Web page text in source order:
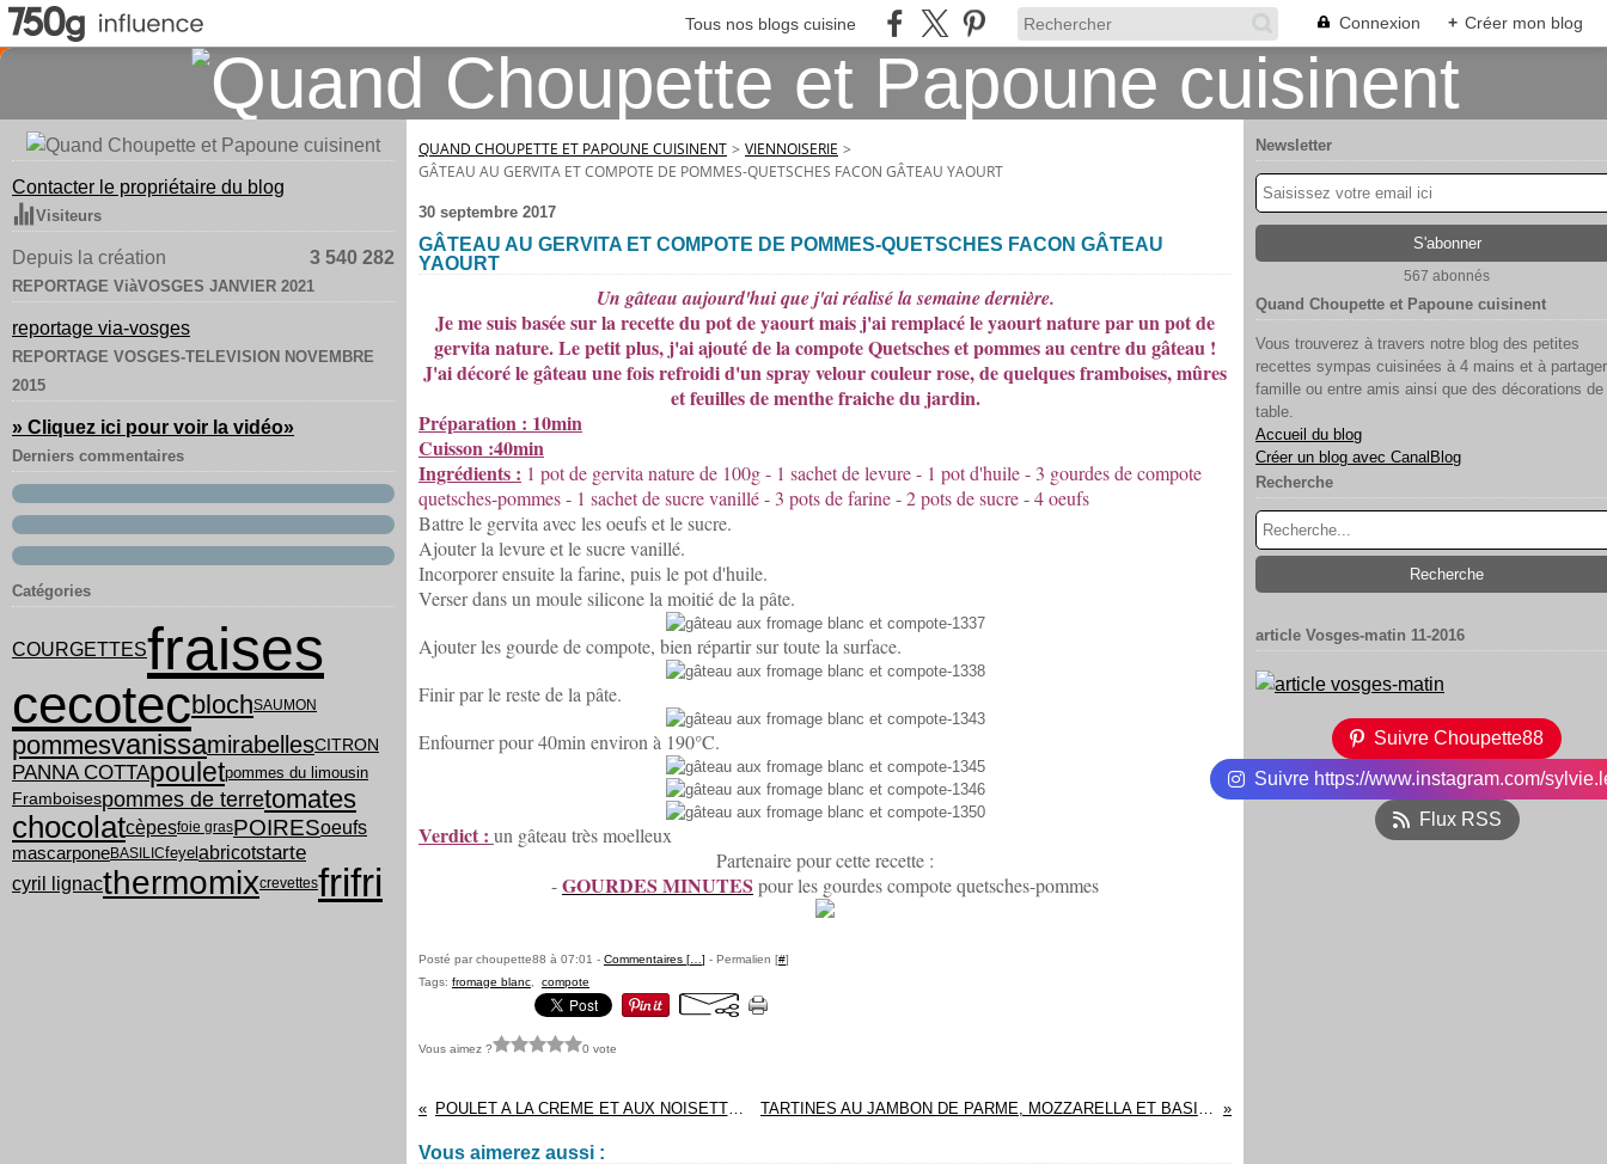
Tous nos blogs cuisine Connexion + Créer mon blog
Contacter le propriétaire du blog
Visiteurs
Depuis la création 3 540 282
REPORTAGE ViàVOSGES JANVIER 2021
reportage via-vosges
REPORTAGE VOSGES-TELEVISION NOVEMBRE
2015
» Cliquez ici pour voir la vidéo»
Derniers commentaires
Catégories
COURGETTESfraises
cecotecblochSAUMON
pommesvanissamirabellesCITRON
PANNA COTTApouletpommes du limousin
Framboisespommes de terretomates
chocolatcèpesfoie grasPOIRESoeufs
mascarponeBASILICfeyelabricotstarte
cyril lignacthermomixcrevettesfrifri
QUAND CHOUPETTE ET PAPOUNE CUISINENT > VIENNOISERIE >
GÂTEAU AU GERVITA ET COMPOTE DE POMMES-QUETSCHES FACON GÂTEAU YAOURT
30 septembre 2017
GÂTEAU AU GERVITA ET COMPOTE DE POMMES-QUETSCHES FACON GÂTEAU
YAOURT
Un gâteau aujourd'hui que j'ai réalisé la semaine dernière.
Je me suis basée sur la recette du pot de yaourt mais j'ai remplacé le yaourt nature par un pot de
gervita nature. Le petit plus, j'ai ajouté de la compote Quetsches et pommes au centre du gâteau !
J'ai décoré le gâteau une fois refroidi d'un spray velour couleur rose, de quelques framboises, mûres
et feuilles de menthe fraiche du jardin.
Préparation : 10min
Cuisson :40min
Ingrédients : 1 pot de gervita nature de 100g - 1 sachet de levure - 1 pot d'huile - 3 gourdes de compote
quetsches-pommes - 1 sachet de sucre vanillé - 3 pots de farine - 2 pots de sucre - 4 oeufs
Battre le gervita avec les oeufs et le sucre.
Ajouter la levure et le sucre vanillé.
Incorporer ensuite la farine, puis le pot d'huile.
Verser dans un moule silicone la moitié de la pâte.
Ajouter les gourde de compote, bien répartir sur toute la surface.
Finir par le reste de la pâte.
Enfourner pour 40min environ à 190°C.
Verdict : un gâteau très moelleux
Partenaire pour cette recette :
-GOURDES MINUTES pour les gourdes compote quetsches-pommes
Posté par choupette88 à 07:01 - Commentaires [ ] - Permalien [#]
Tags: fromage blanc compote
Vous aimez ? 0 vote
POULET A LA CREME ET AUX NOISETTES TARTINES AU JAMBON DE PARME, MOZZARELLA ET BASILIC
Vous aimerez aussi :
Newsletter
567 abonnés
Quand Choupette et Papoune cuisinent
Vous trouverez à travers notre blog des petites
recettes sympas cuisinées à 4 mains et à
famille ou entre amis ainsi que des décorations de
table.
Accueil du blog
Créer un blog avec CanalBlog
Recherche
article Vosges-matin 11-2016
Suivre Choupette88
Suivre https://www.instagram.com/
Flux RSS